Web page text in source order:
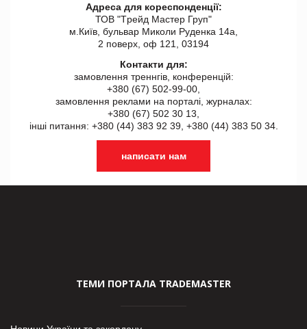
Адреса для кореспонденції:
ТОВ "Tрейд Мастер Груп"
м.Київ, бульвар Миколи Руденка 14а,
2 поверх, оф 121, 03194
Контакти для:
замовлення треннгів, конференцій:
+380 (67) 502-99-00,
замовлення реклами на порталі, журналах:
+380 (67) 502 30 13,
інші питання: +380 (44) 383 92 39, +380 (44) 383 50 34.
написати нам
ТЕМИ ПОРТАЛА TRADEMASTER